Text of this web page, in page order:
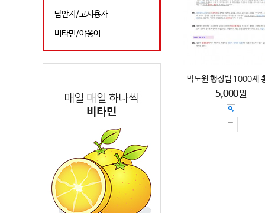
답안지/고시용자
비타민/야옹이
박도원 행정법 1000제
5,000원